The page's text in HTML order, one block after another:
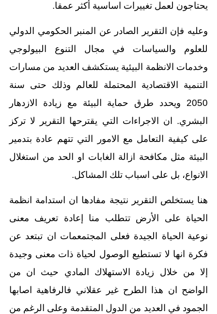
يحتاجون لعمل تغييرات اساسية أكثر عمقا.
وعليه فإن التقرير الصادر عن المنبر الحكومي الدولي
للعلوم والسياسات في مجال التنوع البيولوجي
وخدمات الانظمة البيئية يستكشف العديد من مسارات
التنمية الاقتصادية المحتملة للعالم وذلك حتى سنة
2050 ويحدد طرق حماية البيئة مع زيادة الازدهار
البشري. ان الاجراءات التي يقترحها التقرير لا تركز
على كيفية التعامل مع الامور التي تتهم عادة بتدمير
البيئة مثل مكافحة ازالة الغابات او الحد من استغلال
الانواع، بل على اسباب تلك المشاكل.
هنا يستخلص التقرير نتيجة مفادها ان استدامة انظمة
الحياة على الأرض تتطلب منا إعادة تعريف معنى
نوعية الحياة الجيدة فعلى المجتمعمات ان تبتعد عن
فكرة انها لا تستطيع الوصول لحياة ذات معنى وجيدة
إلا من خلال زيادة الاستهلاك المادي حيث ان من
الواضح ان هذا الطرح غير عقلاني فالرفاهية اصابها
الجمود في العديد من الدول المتقدمة وعلى الرغم من